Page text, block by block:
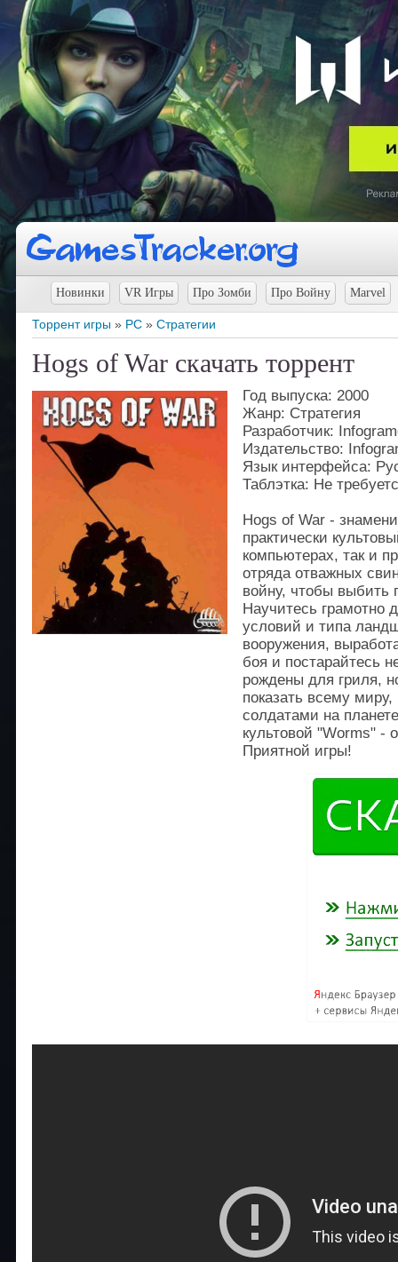
Новинки VR Игры Про Зомби Про Войну Marvel
Торрент игры » PC » Стратегии
Hogs of War скачать торрент
Год выпуска: 2000
Жанр: Стратегия
Разработчик:
Издательство:
Язык интерфейса:
Таблэтка: Не
Hogs of War -
практически
компьютерах, так и
отряда отважных
войну, чтобы выбить
Научитесь грамотно
условий и типа
вооружения,
боя и постарайтесь
рождены для гриля,
показать всему
солдатами на
культовой "Worms" -
Приятной игры!